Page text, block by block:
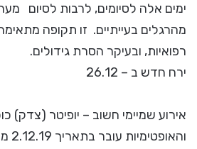
ימים אלה לסיומים, לרבות לסיום
מהרגלים בעייתיים. זו תקופה
רפואיות, ובעיקר הסרת גידולים.
ירח חדש ב – 26.12
אירוע שמיימי חשוב – יופיטר (צדק)